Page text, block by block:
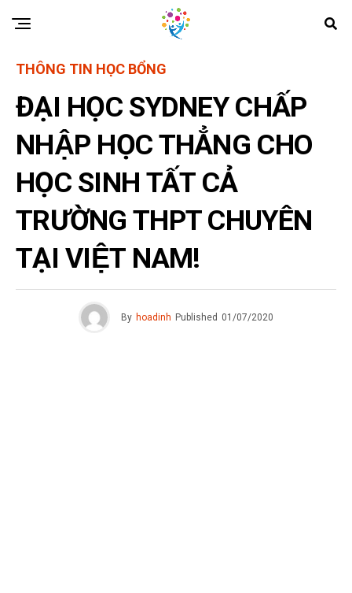
THÔNG TIN HỌC BỔNG
ĐẠI HỌC SYDNEY CHẤP
NHẬP HỌC THẲNG CHO
HỌC SINH TẤT CẢ
TRƯỜNG THPT CHUYÊN
TẠI VIỆT NAM!
By hoadinh Published 01/07/2020